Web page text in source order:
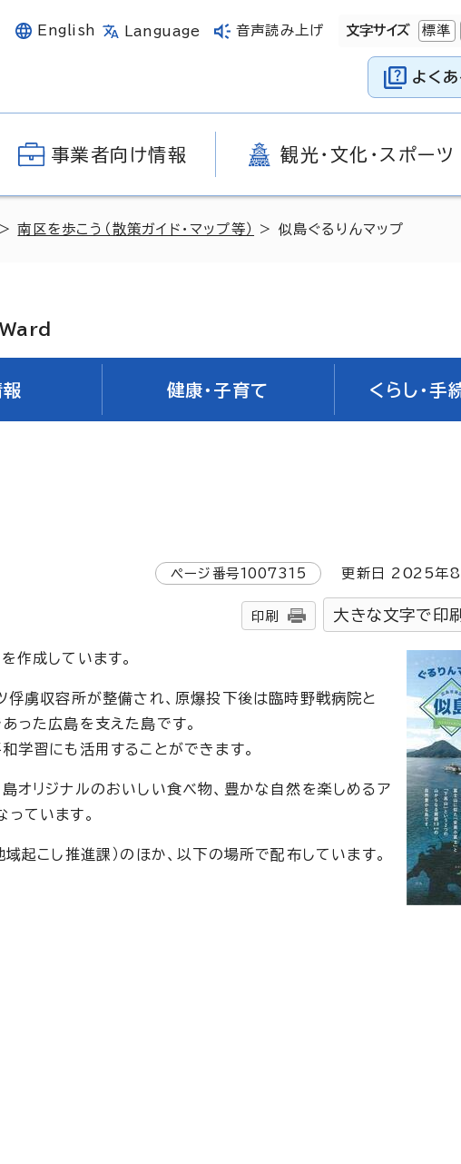
English Language 音声読み上げ 文字サイズ 標準
よく
事業者向け情報 観光・文化・スポーツ
>南区を歩こう（散策ガイド・マップ等） > 似島ぐるりんマップ
報 健康・子育て くらし・手
ページ番号1007315 更新日 2025年
印刷 大きな文字で印刷
作成しています。
俘虜収容所が整備され、原爆投下後は臨時野戦病院と
った広島を支えた島です。
学習にも活用することができます。
オリジナルのおいしい食べ物、豊かな自然を楽しめるア
ています。
起こし推進課）のほか、以下の場所で配布しています。